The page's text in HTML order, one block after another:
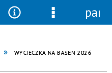
WYCIECZKA NA BASEN 2026
NarzędziaMenu